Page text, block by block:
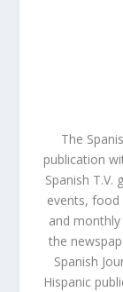
The
publication
Spanish
events, food
and
the
Spanish
Hispanic